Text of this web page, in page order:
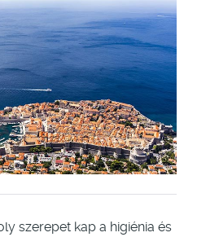
szerepet kap a higiénia és